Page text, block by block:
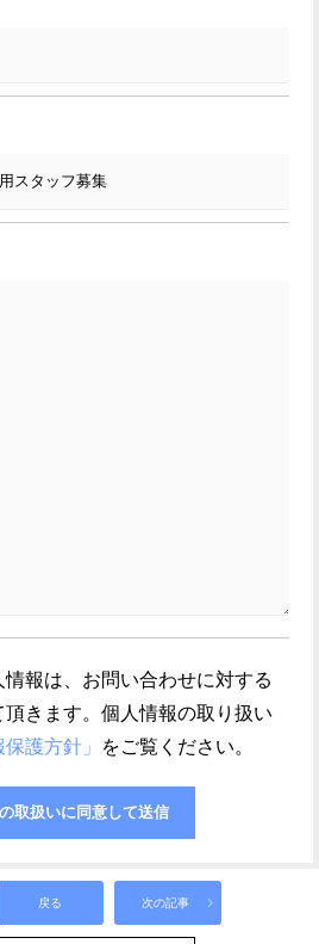
報は、お問い合わせに対する
きます。個人情報の取り扱い
護方針」 をご覧ください。
戻る 次の記事